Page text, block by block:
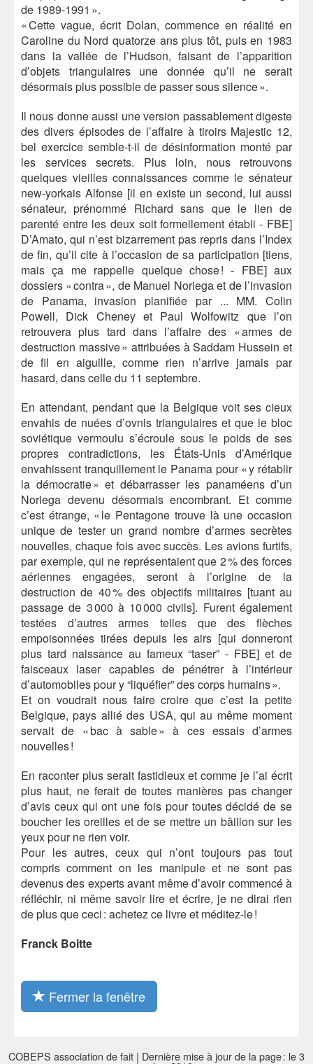
de 1989-1991 ».
« Cette vague, écrit Dolan, commence en réalité en
Caroline du Nord quatorze ans plus tôt, puis en 1983
dans la vallée de l’Hudson, faisant de l’apparition
d’objets triangulaires une donnée qu’il ne serait
désormais plus possible de passer sous silence ».
Il nous donne aussi une version passablement digeste
des divers épisodes de l’affaire à tiroirs Majestic 12,
bel exercice semble-t-il de désinformation monté par
les services secrets. Plus loin, nous retrouvons
quelques vieilles connaissances comme le sénateur
new-yorkais Alfonse [il en existe un second, lui aussi
sénateur, prénommé Richard sans que le lien de
parenté entre les deux soit formellement établi - FBE]
D’Amato, qui n’est bizarrement pas repris dans l’Index
de fin, qu’il cite à l’occasion de sa participation [tiens,
mais ça me rappelle quelque chose ! - FBE] aux
dossiers « contra », de Manuel Noriega et de l’invasion
de Panama, invasion planifiée par ... MM. Colin
Powell, Dick Cheney et Paul Wolfowitz que l’on
retrouvera plus tard dans l’affaire des « armes de
destruction massive » attribuées à Saddam Hussein et
de fil en aiguille, comme rien n’arrive jamais par
hasard, dans celle du 11 septembre.
En attendant, pendant que la Belgique voit ses cieux
envahis de nuées d’ovnis triangulaires et que le bloc
soviétique vermoulu s’écroule sous le poids de ses
propres contradictions, les États-Unis d’Amérique
envahissent tranquillement le Panama pour « y rétablir
la démocratie » et débarrasser les panaméens d’un
Noriega devenu désormais encombrant. Et comme
c’est étrange, « le Pentagone trouve là une occasion
unique de tester un grand nombre d’armes secrètes
nouvelles, chaque fois avec succès. Les avions furtifs,
par exemple, qui ne représentaient que 2 % des forces
aériennes engagées, seront à l’origine de la
destruction de 40 % des objectifs militaires [tuant au
passage de 3 000 à 10 000 civils]. Furent également
testées d’autres armes telles que des flèches
empoisonnées tirées depuis les airs [qui donneront
plus tard naissance au fameux “taser” - FBE] et de
faisceaux laser capables de pénétrer à l’intérieur
d’automobiles pour y “liquéfier” des corps humains ».
Et on voudrait nous faire croire que c’est la petite
Belgique, pays allié des USA, qui au même moment
servait de « bac à sable » à ces essais d’armes
nouvelles !
En raconter plus serait fastidieux et comme je l’ai écrit
plus haut, ne ferait de toutes manières pas changer
d’avis ceux qui ont une fois pour toutes décidé de se
boucher les oreilles et de se mettre un bâillon sur les
yeux pour ne rien voir.
Pour les autres, ceux qui n’ont toujours pas tout
compris comment on les manipule et ne sont pas
devenus des experts avant même d’avoir commencé à
réfléchir, ni même savoir lire et écrire, je ne dirai rien
de plus que ceci : achetez ce livre et méditez-le !
Franck Boitte
Fermer la fenêtre
COBEPS association de fait | Dernière mise à jour de la page : le 3